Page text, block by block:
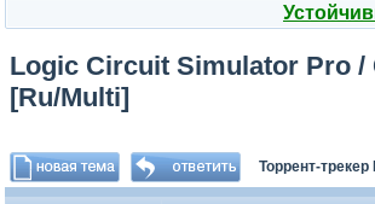
Logic Circuit Simulator Pro
[Ru/Multi]
Торрент-трекер